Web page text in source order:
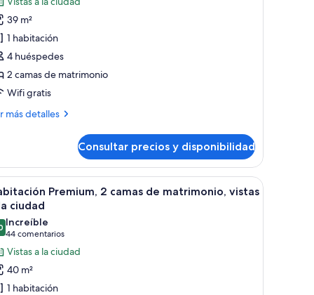
39 m²
1 habitación
4 huéspedes
2 camas de matrimonio
Wifi gratis
más detalles
Consultar precios y disponibilidad
la ciudad.grande, un escritorio con computadora, televisor y vista a la ciudad.
Una habitación de hotel moderna con una
5
Premium, 2 camas de matrimonio, vistas
ciudad
de 10
Increíble
44 comentarios
(44 comentarios)
Vistas a la ciudad
40 m²
1 habitación